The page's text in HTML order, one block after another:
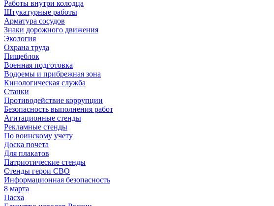
Работы внутри колодца
Штукатурные работы
Арматура сосудов
Знаки дорожного движения
Экология
Охрана труда
Пищеблок
Военная подготовка
Водоемы и прибрежная зона
Кинологическая служба
Станки
Противодействие коррупции
Безопасность выполнения работ
Агитационные стенды
Рекламные стенды
По воинскому учету
Доска почета
Для плакатов
Патриотические стенды
Стенды герои СВО
Информационная безопасность
8 марта
Пасха